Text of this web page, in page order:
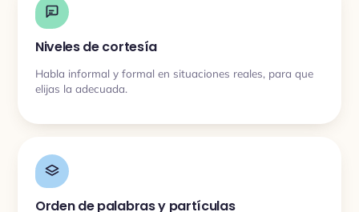
Niveles de cortesía
Habla informal y formal en situaciones reales, para que
elijas la adecuada.
Orden de palabras y partículas